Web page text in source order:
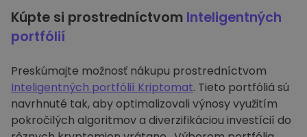
Kúpte si prostredníctvom Inteligentných
portfólií
Preskúmajte možnosť nákupu prostredníctvom
Inteligentných portfólií Kriptomat. Tieto portfóliá sú
navrhnuté tak, aby optimalizovali výnosy využitím
pokročilých algoritmov a diverzifikáciou investícií do